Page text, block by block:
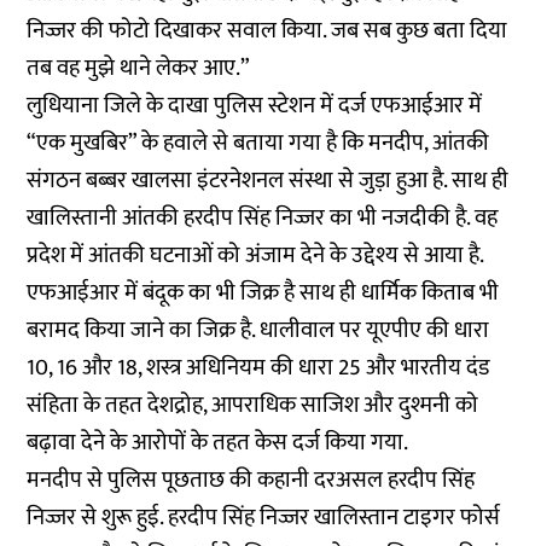
निज्जर की फोटो दिखाकर सवाल किया. जब सब कुछ बता दिया
तब वह मुझे थाने लेकर आए.”
लुधियाना जिले के दाखा पुलिस स्टेशन में दर्ज एफआईआर में
“एक मुखबिर” के हवाले से बताया गया है कि मनदीप, आंतकी
संगठन बब्बर खालसा इंटरनेशनल संस्था से जुड़ा हुआ है. साथ ही
खालिस्तानी आंतकी हरदीप सिंह निज्जर का भी नजदीकी है. वह
प्रदेश में आंतकी घटनाओं को अंजाम देने के उद्देश्य से आया है.
एफआईआर में बंदूक का भी जिक्र है साथ ही धार्मिक किताब भी
बरामद किया जाने का जिक्र है. धालीवाल पर यूएपीए की धारा
10, 16 और 18, शस्त्र अधिनियम की धारा 25 और भारतीय दंड
संहिता के तहत देशद्रोह, आपराधिक साजिश और दुश्मनी को
बढ़ावा देने के आरोपों के तहत केस दर्ज किया गया.
मनदीप से पुलिस पूछताछ की कहानी दरअसल हरदीप सिंह
निज्जर से शुरू हुई. हरदीप सिंह निज्जर खालिस्तान टाइगर फोर्स